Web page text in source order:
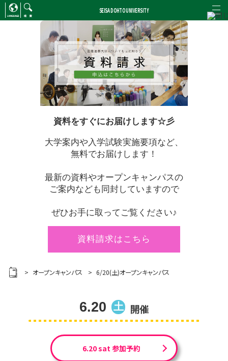
資料をすぐにお届けします☆彡
大学案内や入学試験実施要項など、
無料でお届けします！
最新の資料やオープンキャンパスの
ご案内なども同封していますので
ぜひお手に取ってご覧ください♪
資料請求はこちら
ENGLISH/CHINESE 検索
SEISA DOHTO UNIVERSITY
オープンキャンパス 6/20(土)オープンキャンパス
6.20 土 開催
6.20 sat 参加予約